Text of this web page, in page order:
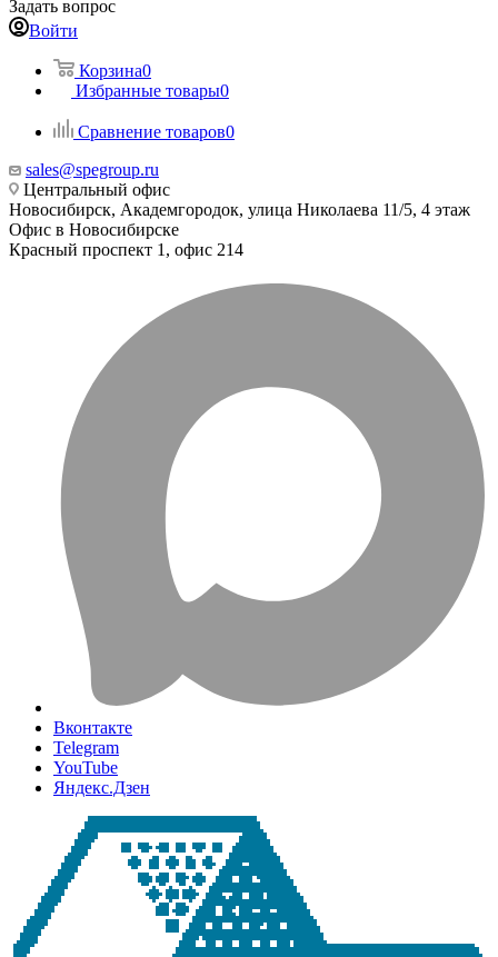
Задать вопрос
Войти
Корзина0
Избранные товары0
Сравнение товаров0
sales@spegroup.ru
Центральный офис
Новосибирск, Академгородок, улица Николаева 11/5, 4 этаж
Офис в Новосибирске
Красный проспект 1, офис 214
Вконтакте
Telegram
YouTube
Яндекс.Дзен